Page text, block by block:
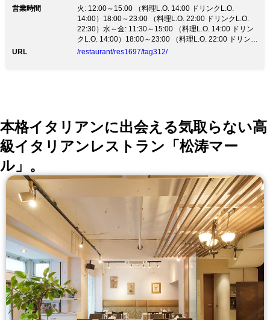
営業時間
火: 12:00～15:00 （料理L.O. 14:00 ドリンクL.O.
14:00）18:00～23:00 （料理L.O. 22:00 ドリンクL.O.
22:30）水～金: 11:30～15:00 （料理L.O. 14:00 ドリン
クL.O. 14:00）18:00～23:00 （料理L.O. 22:00 ドリンク
L.O. 22:30）土、日、祝日: 12:00～15:00 （料理L.O.
URL /restaurant/res1697/tag312/
本格イタリアンに出会える気取らない高
級イタリアンレストラン「松涛マー
ル」。